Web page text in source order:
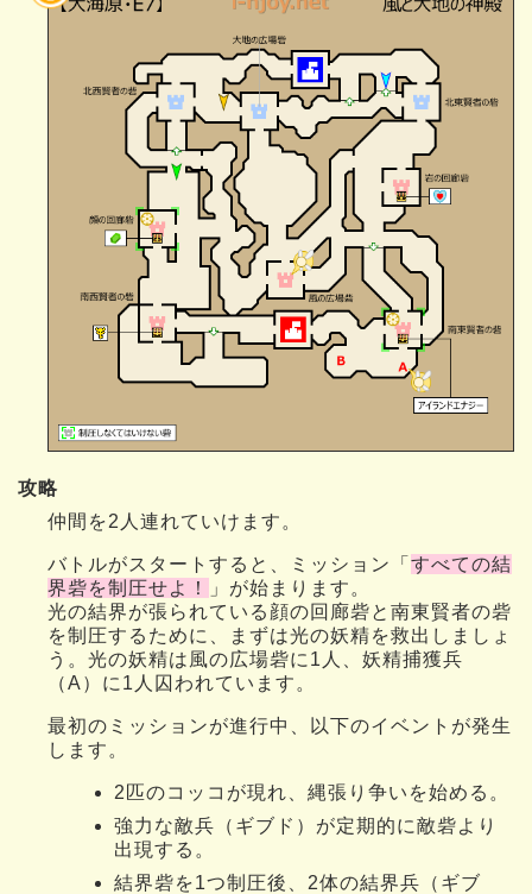
攻略
仲間を2人連れていけます。
バトルがスタートすると、ミッション「 すべての結
界砦を制圧せよ！
」が始まります。
光の結界が張られている顔の回廊砦と南東賢者の砦
を制圧するために、まずは光の妖精を救出しましょ
う。光の妖精は風の広場砦に1人、妖精捕獲兵
（A）に1人囚われています。
最初のミッションが進行中、以下のイベントが発生
します。
2匹のコッコが現れ、縄張り争いを始める。
強力な敵兵（ギブド）が定期的に敵砦より
出現する。
結界砦を1つ制圧後、2体の結界兵（ギブ